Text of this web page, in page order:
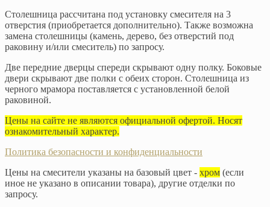
Столешница рассчитана под установку смесителя на 3
отверстия (приобретается дополнительно). Также возможна
замена столешницы (камень, дерево, без отверстий под
раковину и/или смеситель) по запросу.
Две передние дверцы спереди скрывают одну полку. Боковые
двери скрывают две полки с обеих сторон. Столешница из
черного мрамора поставляется с установленной белой
раковиной.
Цены на сайте не являются официальной офертой. Носят
ознакомительный характер.
Политика безопасности и конфиденциальности
Цены на смесители указаны на базовый цвет - хром (если
иное не указано в описании товара), другие отделки по
запросу.